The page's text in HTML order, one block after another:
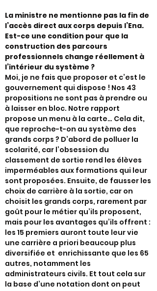
La ministre ne mentionne pas la fin de
l’accès direct aux corps depuis l’Ena.
Est-ce une condition pour que la
construction des parcours
professionnels change réellement à
l’intérieur du système ?
Moi, je ne fais que proposer et c’est le
gouvernement qui dispose ! Nos 43
propositions ne sont pas à prendre ou
à laisser en bloc. Notre rapport
propose un menu à la carte… Cela dit,
que reproche-t-on au système des
grands corps ? D’abord de polluer la
scolarité, car l’obsession du
classement de sortie rend les élèves
imperméables aux formations qui leur
sont proposées. Ensuite, de fausser les
choix de carrière à la sortie, car on
choisit les grands corps, rarement par
goût pour le métier qu’ils proposent,
mais pour les avantages qu’ils offrent :
les 15 premiers auront toute leur vie
une carrière a priori beaucoup plus
diversifiée et enrichissante que les 65
autres, notamment les
administrateurs civils. Et tout cela sur
la base d’une notation dont on peut